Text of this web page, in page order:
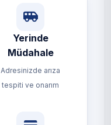
Yerinde
Müdahale
Adresinizde arıza
tespiti ve onarım